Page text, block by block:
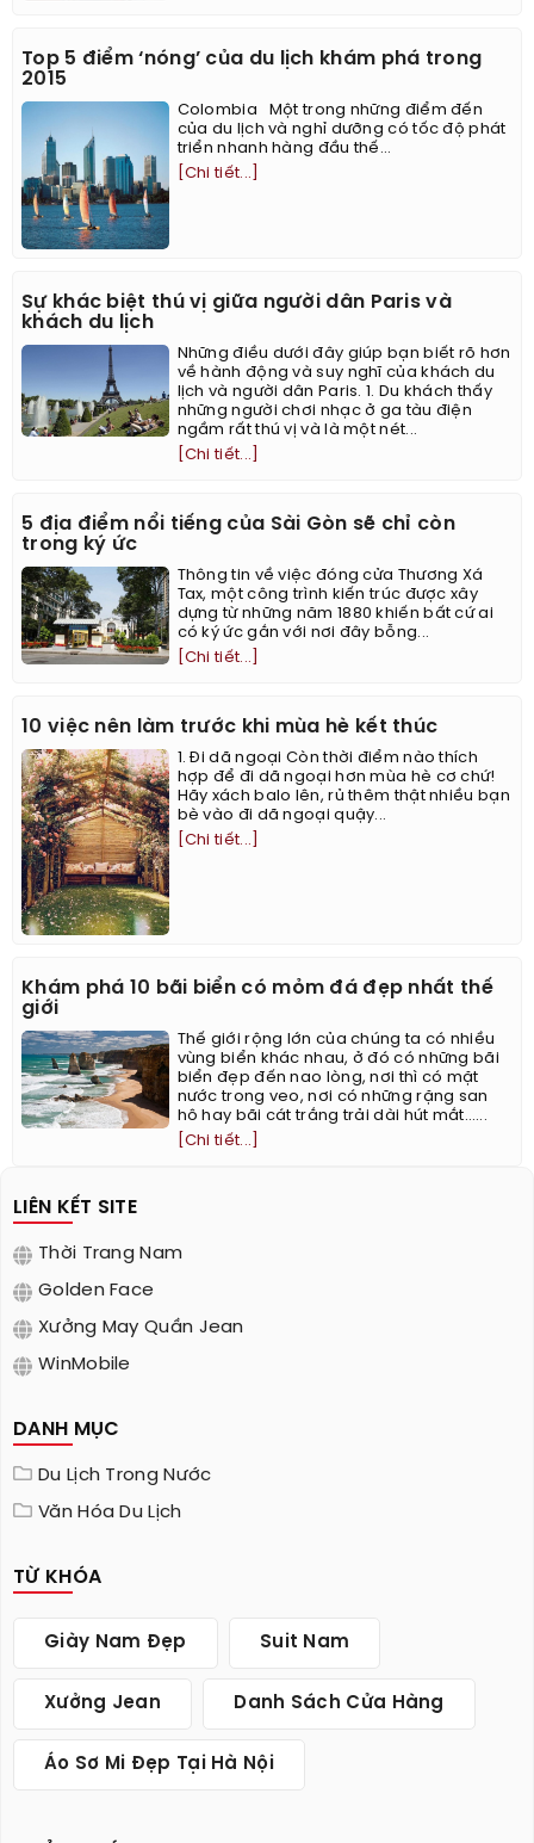
Top 5 điểm ‘nóng’ của du lịch khám phá trong
2015
Colombia Một trong những điểm đến
của du lịch và nghỉ dưỡng có tốc độ phát
triển nhanh hàng đầu thế...
[Chi tiết...]
Sự khác biệt thú vị giữa người dân Paris và
khách du lịch
Những điều dưới đây giúp bạn biết rõ hơn
về hành động và suy nghĩ của khách du
lịch và người dân Paris. 1. Du khách thấy
những người chơi nhạc ở ga tàu điện
ngầm rất thú vị và là một nét...
[Chi tiết...]
5 địa điểm nổi tiếng của Sài Gòn sẽ chỉ còn
trong ký ức
Thông tin về việc đóng cửa Thương Xá
Tax, một công trình kiến trúc được xây
dựng từ những năm 1880 khiến bất cứ ai
có ký ức gắn với nơi đây bỗng...
[Chi tiết...]
10 việc nên làm trước khi mùa hè kết thúc
1. Đi dã ngoại Còn thời điểm nào thích
hợp để đi dã ngoại hơn mùa hè cơ chứ!
Hãy xách balo lên, rủ thêm thật nhiều bạn
bè vào đi dã ngoại quậy...
[Chi tiết...]
Khám phá 10 bãi biển có mỏm đá đẹp nhất thế
giới
Thế giới rộng lớn của chúng ta có nhiều
vùng biển khác nhau, ở đó có những bãi
biển đẹp đến nao lòng, nơi thì có mặt
nước trong veo, nơi có những rặng san
hô hay bãi cát trắng trải dài hút mắt…...
[Chi tiết...]
LIÊN KẾT SITE
Thời Trang Nam
Golden Face
Xưởng May Quần Jean
WinMobile
DANH MỤC
Du Lịch Trong Nước
Văn Hóa Du Lịch
TỪ KHÓA
Giày Nam Đẹp Suit Nam
Xưởng Jean Danh Sách Cửa Hàng
Áo Sơ Mi Đẹp Tại Hà Nội